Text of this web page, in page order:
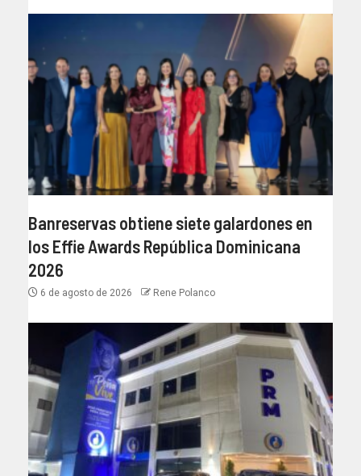
Banreservas obtiene siete galardones en
los Effie Awards República Dominicana
2026
6 de agosto de 2026 Rene Polanco